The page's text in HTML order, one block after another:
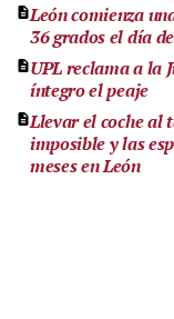
León comienza
36 grados el día
UPL reclama a la
íntegro el peaje
Llevar el coche al
imposible y las
meses en León